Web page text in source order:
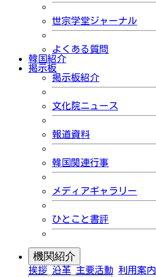
世宗学堂ジャーナル
よくある質問
韓国紹介
掲示板
掲示板紹介
文化院ニュース
報道資料
韓国関連行事
メディアギャラリー
ひとこと書評
機関紹介
挨拶 沿革 主要活動 利用案内